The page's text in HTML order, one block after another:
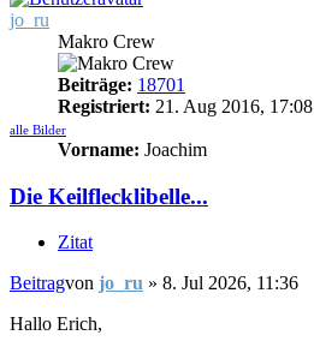
jo_ru
Makro Crew
Beiträge: 18701
Registriert: 21. Aug 2016, 17:08
alle Bilder
Vorname: Joachim
Die Keilflecklibelle...
Zitat
Beitragvon jo_ru » 8. Jul 2026, 11:36
Hallo Erich,